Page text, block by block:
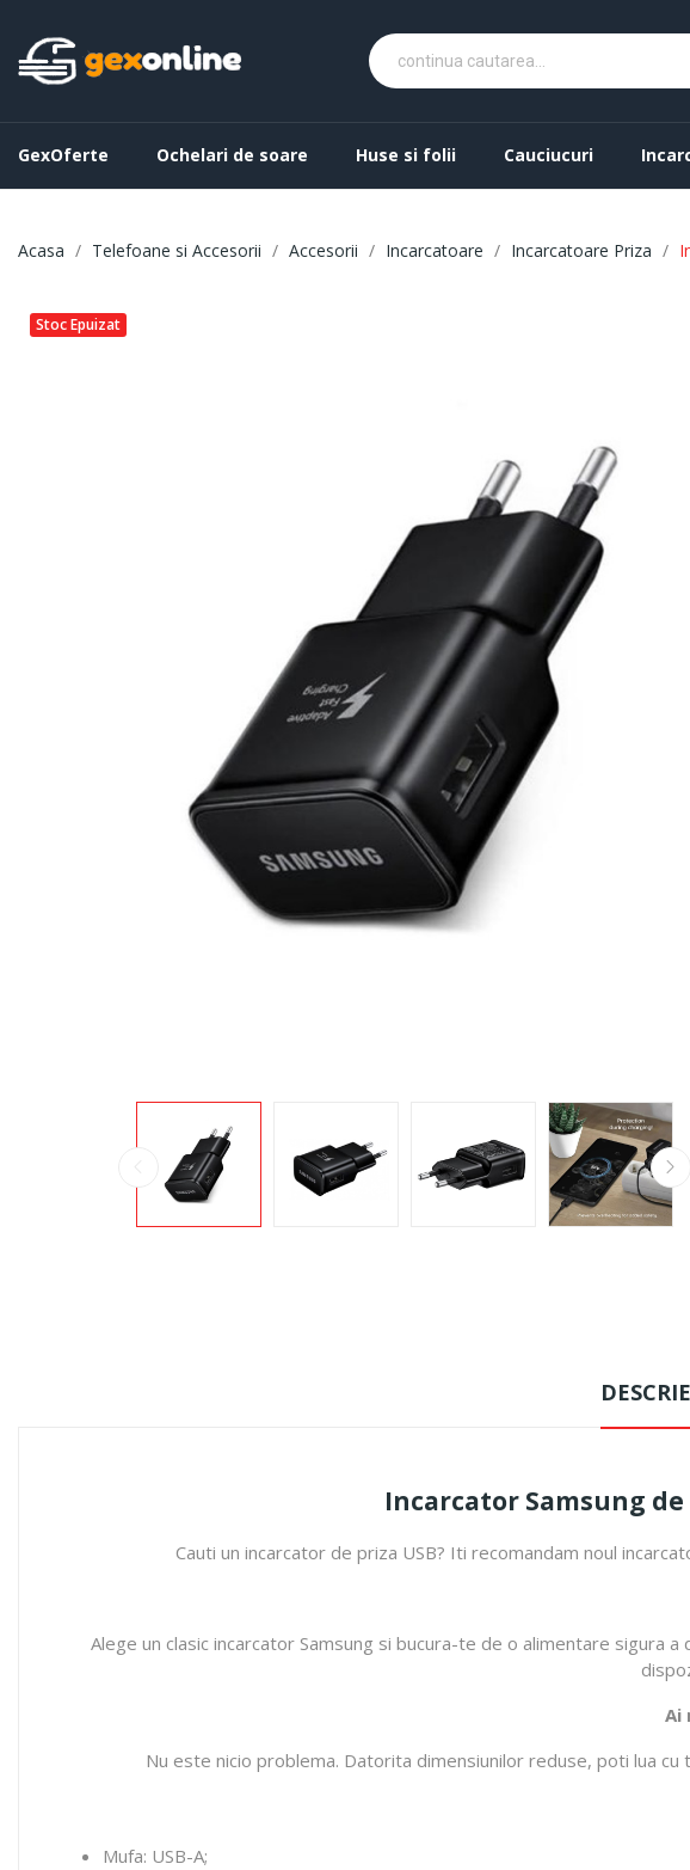
GexOferte Ochelari de soare Huse si folii Cauciucuri
Acasa Telefoane si Accesorii Accesorii Incarcatoare Incarcatoare Priza
Stoc Epuizat
Incarcator Samsung de
Cauti un incarcator de priza USB? Iti recomandam noul
Alege un clasic incarcator Samsung si bucura-te de o alimentare sigura
Ai
Nu este nicio problema. Datorita dimensiunilor reduse, poti lua cu
Mufa: USB-A;